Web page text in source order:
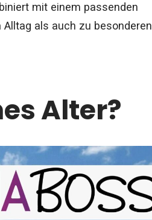
mit einem passenden
als auch zu besonderen
Alter?